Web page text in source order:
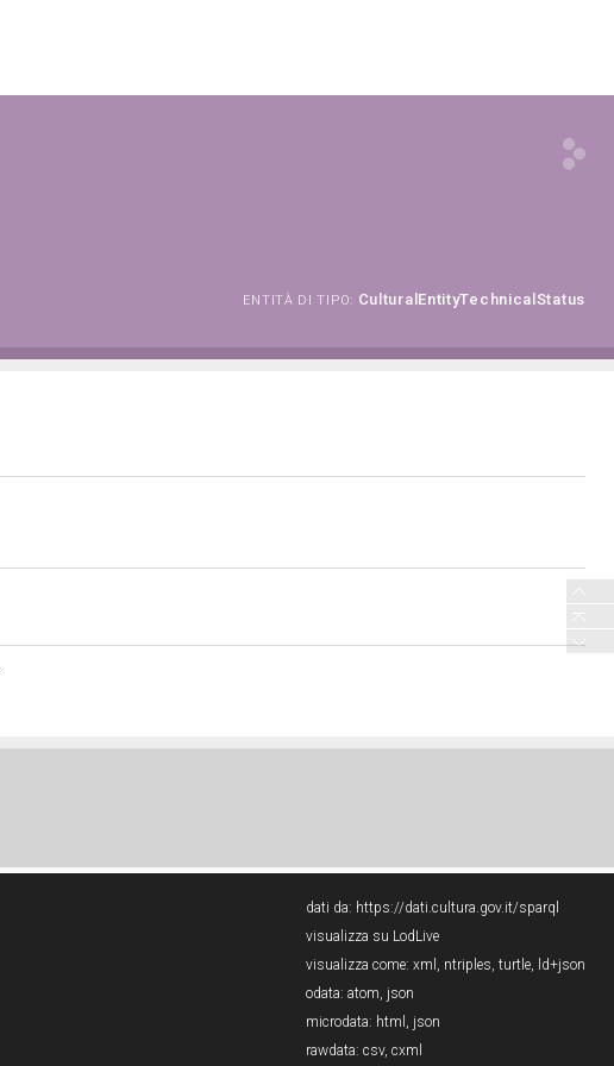
ENTITÀ DI TIPO: CulturalEntityTechnicalStatus
dati da: https://dati.cultura.gov.it/sparql
visualizza su LodLive
visualizza come: xml , ntriples, turtle, ld+json
odata: atom, json
microdata: html , json
rawdata: csv, cxml